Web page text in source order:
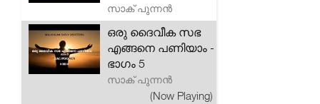
സാക് പുന്നൻ
ഒരു ദൈവീക സഭ
എങ്ങനെ പണിയാം -
ഭാഗം 5
സാക് പുന്നൻ
(Now Playing)